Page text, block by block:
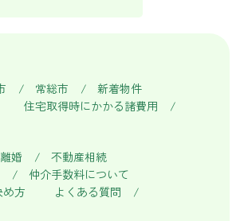
常総市
新着物件
住宅取得時にかかる諸費用
離婚
不動産相続
仲介手数料について
方 よくある質問